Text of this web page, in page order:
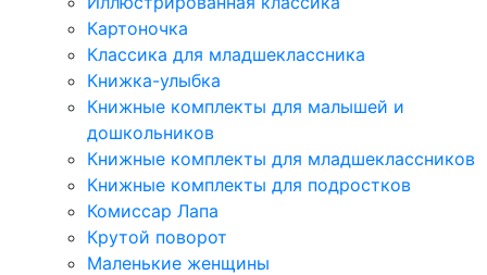
Картоночка
Классика для младшеклассника
Книжка-улыбка
Книжные комплекты для малышей и
дошкольников
Книжные комплекты для младшеклассников
Книжные комплекты для подростков
Комиссар Лапа
Крутой поворот
Маленькие женщины